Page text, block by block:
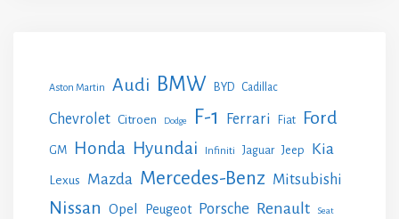
Aston Martin Audi BMW BYD Cadillac
Chevrolet Citroen Dodge F-1 Ferrari Fiat Ford
GM Honda Hyundai Infiniti Jaguar Jeep Kia
Lexus Mazda Mercedes-Benz Mitsubishi
Nissan Opel Peugeot Porsche Renault Seat